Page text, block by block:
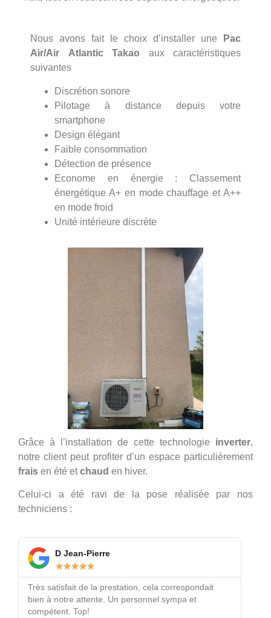
Nous avons fait le choix d’installer une
Pac
Air/Air
Atlantic Takao aux caractéristiques
suivantes
Discrétion sonore
Pilotage à distance depuis votre
smartphone
Design élégant
Faible consommation
Détection de présence
Econome en énergie : Classement
énergétique A+ en mode chauffage et A++
en mode froid
Unité intérieure discrète
Grâce à l’installation de cette technologie inverter,
notre client peut profiter d’un espace particulièrement
frais en été etchaud en hiver.
Celui-ci a été ravi de la pose réalisée par nos
techniciens :
D Jean-Pierre
★★★★★
Très satisfait de la prestation, cela correspondait
bien à notre attente. Un personnel sympa et
compétent. Top!